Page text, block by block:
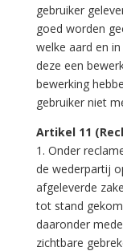
gebruiker
goed worden
welke aard en
deze een
bewerking
gebruiker niet
Artikel 11
1. Onder
de wederpartij
afgeleverde
tot stand
daaronder
zichtbare